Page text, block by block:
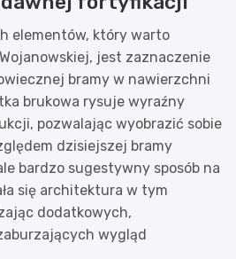
elementów, który warto
jest zaznaczenie
bramy w nawierzchni
brukowa rysuje wyraźny
pozwalając wyobrazić sobie
dzisiejszej bramy
bardzo sugestywny sposób na
się architektura w tym
dodatkowych,
wygląd